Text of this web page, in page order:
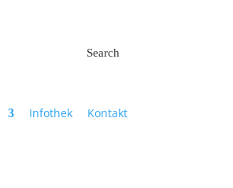
Search
Infothek Kontakt